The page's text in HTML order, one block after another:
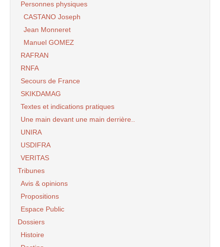
Personnes physiques
CASTANO Joseph
Jean Monneret
Manuel GOMEZ
RAFRAN
RNFA
Secours de France
SKIKDAMAG
Textes et indications pratiques
Une main devant une main derrière..
UNIRA
USDIFRA
VERITAS
Tribunes
Avis & opinions
Propositions
Espace Public
Dossiers
Histoire